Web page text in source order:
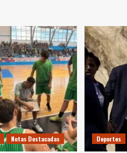
Notas Destacadas Deportes